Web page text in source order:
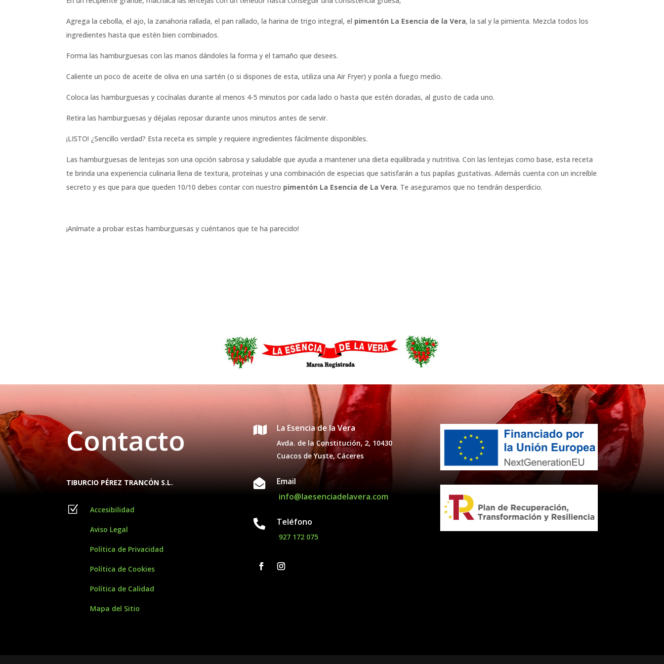
Agrega la cebolla, el ajo, la zanahoria rallada, el pan rallado, la harina de trigo integral, el pimentón La Esencia de la Vera, la sal y la pimienta. Mezcla todos los
ingredientes hasta que estén bien combinados.
Forma las hamburguesas con las manos dándoles la forma y el tamaño que desees.
Caliente un poco de aceite de oliva en una sartén (o si dispones de esta, utiliza una Air Fryer) y ponla a fuego medio.
Coloca las hamburguesas y cocínalas durante al menos 4-5 minutos por cada lado o hasta que estén doradas, al gusto de cada uno.
Retira las hamburguesas y déjalas reposar durante unos minutos antes de servir.
¡LISTO! ¿Sencillo verdad? Esta receta es simple y requiere ingredientes fácilmente disponibles.
Las hamburguesas de lentejas son una opción sabrosa y saludable que ayuda a mantener una dieta equilibrada y nutritiva. Con las lentejas como base, esta receta
te brinda una experiencia culinaria llena de textura, proteínas y una combinación de especias que satisfarán a tus papilas gustativas. Además cuenta con un increíble
secreto y es que para que queden 10/10 debes contar con nuestro pimentón La Esencia de La Vera. Te aseguramos que no tendrán desperdicio.
¡Anímate a probar estas hamburguesas y cuéntanos que te ha parecido!
Contacto
TIBURCIO PÉREZ TRANCÓN S.L.
Z Accesibilidad
Aviso Legal
Política de Privacidad
Política de Cookies
Política de Calidad
Mapa del Sitio
 La Esencia de la Vera
Avda. de la Constitución, 2, 10430
Cuacos de Yuste, Cáceres

Email
info@laesenciadelavera.com
 Teléfono
927 172 075